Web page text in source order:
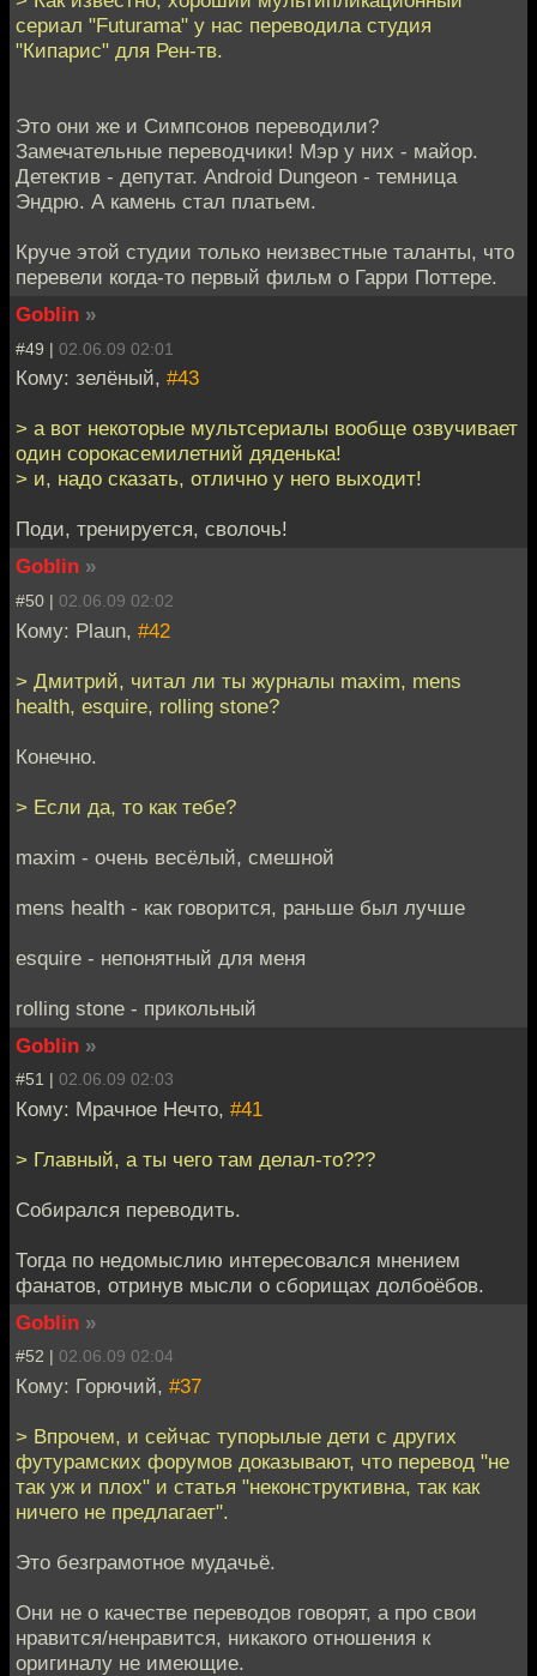
сериал "Futurama" у нас переводила студия
"Кипарис" для Рен-тв.
Это они же и Симпсонов переводили?
Замечательные переводчики! Мэр у них - майор.
Детектив - депутат. Android Dungeon - темница
Эндрю. А камень стал платьем.
Круче этой студии только неизвестные таланты, что
перевели когда-то первый фильм о Гарри Поттере.
Goblin »
#49 | 02.06.09 02:01
Кому: зелёный, #43
> а вот некоторые мультсериалы вообще озвучивает
один сорокасемилетний дяденька!
> и, надо сказать, отлично у него выходит!
Поди, тренируется, сволочь!
Goblin »
#50 | 02.06.09 02:02
Кому: Plaun, #42
> Дмитрий, читал ли ты журналы maxim, mens
health, esquire, rolling stone?
Конечно.
> Если да, то как тебе?
maxim - очень весёлый, смешной
mens health - как говорится, раньше был лучше
esquire - непонятный для меня
rolling stone - прикольный
Goblin »
#51 | 02.06.09 02:03
Кому: Мрачное Нечто, #41
> Главный, а ты чего там делал-то???
Собирался переводить.
Тогда по недомыслию интересовался мнением
фанатов, отринув мысли о сборищах долбоёбов.
Goblin »
#52 | 02.06.09 02:04
Кому: Горючий, #37
> Впрочем, и сейчас тупорылые дети с других
футурамских форумов доказывают, что перевод "не
так уж и плох" и статья "неконструктивна, так как
ничего не предлагает".
Это безграмотное мудачьё.
Они не о качестве переводов говорят, а про свои
нравится/ненравится, никакого отношения к
оригиналу не имеющие.